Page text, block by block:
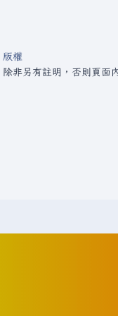
版權
除非另有註明，否則頁面